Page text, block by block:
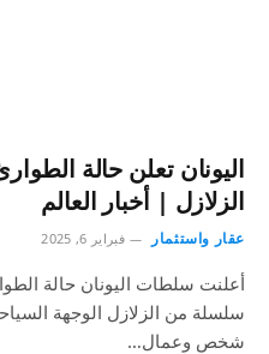
اليونان تعلن حالة
الزلازل | أخبار العالم
عقار واستثمار فبراير 6, 2025
أعلنت سلطات اليونان حالة
شخص وعمال…